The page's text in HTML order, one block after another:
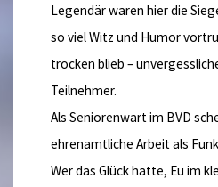
Legendär waren hier die
so viel Witz und Humor
trocken blieb –
Teilnehmer.
Als Seniorenwart im BVD
ehrenamtliche Arbeit als
Wer das Glück hatte, Eu im